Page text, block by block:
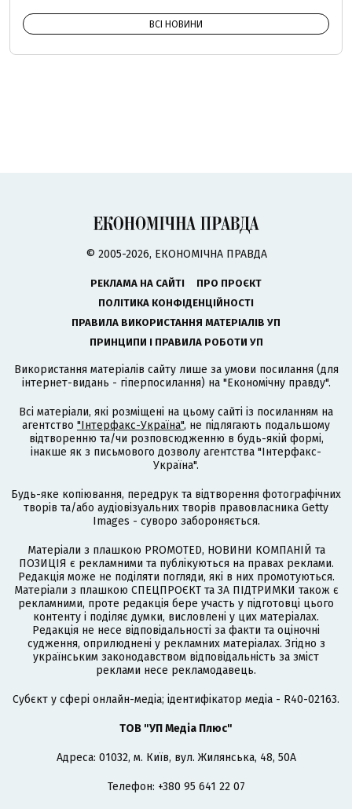
ВСІ НОВИНИ
© 2005-2026, ЕКОНОМІЧНА ПРАВДА
РЕКЛАМА НА САЙТІ
ПРО ПРОЄКТ
ПОЛІТИКА КОНФІДЕНЦІЙНОСТІ
ПРАВИЛА ВИКОРИСТАННЯ МАТЕРІАЛІВ УП
ПРИНЦИПИ І ПРАВИЛА РОБОТИ УП
Використання матеріалів сайту лише за умови посилання (для
інтернет-видань - гіперпосилання) на "Економічну правду".
Всі матеріали, які розміщені на цьому сайті із посиланням на
агентство "Інтерфакс-Україна", не підлягають подальшому
відтворенню та/чи розповсюдженню в будь-якій формі,
інакше як з письмового дозволу агентства "Інтерфакс-
Україна".
Будь-яке копіювання, передрук та відтворення фотографічних
творів та/або аудіовізуальних творів правовласника Getty
Images - суворо забороняється.
Матеріали з плашкою PROMOTED, НОВИНИ КОМПАНІЙ та
ПОЗИЦІЯ є рекламними та публікуються на правах реклами.
Редакція може не поділяти погляди, які в них промотуються.
Матеріали з плашкою СПЕЦПРОЄКТ та ЗА ПІДТРИМКИ також є
рекламними, проте редакція бере участь у підготовці цього
контенту і поділяє думки, висловлені у цих матеріалах.
Редакція не несе відповідальності за факти та оціночні
судження, оприлюднені у рекламних матеріалах. Згідно з
українським законодавством відповідальність за зміст
реклами несе рекламодавець.
Cубєкт у сфері онлайн-медіа; ідентифікатор медіа - R40-02163.
ТОВ "УП Медіа Плюс"
Адреса: 01032, м. Київ, вул. Жилянська, 48, 50А
Телефон: +380 95 641 22 07